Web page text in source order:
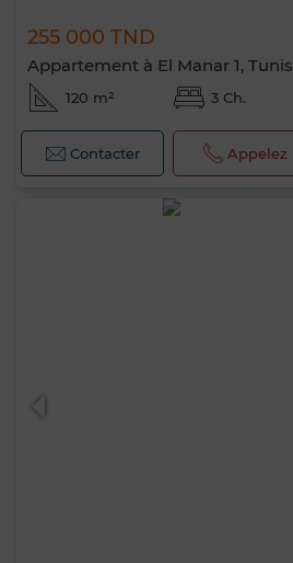
255 000 TND
Appartement à El Manar 1, Tunis
120 m² 3 Ch.
Contacter Appelez